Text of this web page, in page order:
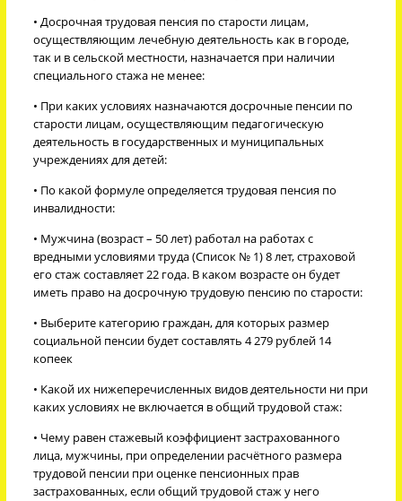
• Досрочная трудовая пенсия по старости лицам,
осуществляющим лечебную деятельность как в городе,
так и в сельской местности, назначается при наличии
специального стажа не менее:
• При каких условиях назначаются досрочные пенсии по
старости лицам, осуществляющим педагогическую
деятельность в государственных и муниципальных
учреждениях для детей:
• По какой формуле определяется трудовая пенсия по
инвалидности:
• Мужчина (возраст – 50 лет) работал на работах с
вредными условиями труда (Список № 1) 8 лет, страховой
его стаж составляет 22 года. В каком возрасте он будет
иметь право на досрочную трудовую пенсию по старости:
• Выберите категорию граждан, для которых размер
социальной пенсии будет составлять 4 279 рублей 14
копеек
• Какой их нижеперечисленных видов деятельности ни при
каких условиях не включается в общий трудовой стаж:
• Чему равен стажевый коэффициент застрахованного
лица, мужчины, при определении расчётного размера
трудовой пенсии при оценке пенсионных прав
застрахованных, если общий трудовой стаж у него